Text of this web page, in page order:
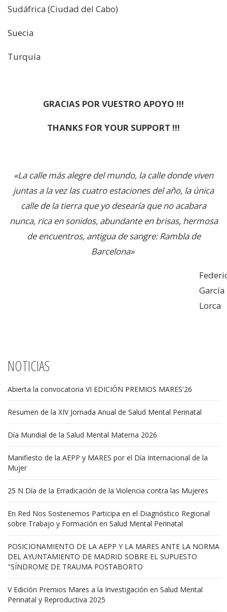
Sudáfrica (Ciudad del Cabo)
Suecia
Turquía
GRACIAS POR VUESTRO APOYO !!!
THANKS FOR YOUR SUPPORT !!!
«La calle más alegre del mundo, la calle donde viven
juntas a la vez las cuatro estaciones del año, la única
calle de la tierra que yo desearía que no acabara
nunca, rica en sonidos, abundante en brisas, hermosa
de encuentros, antigua de sangre: Rambla de
Barcelona»
García
Lorca
NOTICIAS
Abierta la convocatoria VI EDICIÓN PREMIOS MARES'26
Resumen de la XIV Jornada Anual de Salud Mental Perinatal
Día Mundial de la Salud Mental Materna 2026
Manifiesto de la AEPP y MARES por el Día Internacional de la
Mujer
25 N Día de la Erradicación de la Violencia contra las Mujeres
En Red Nos Sostenemos Participa en el Diagnóstico Regional
sobre Trabajo y Formación en Salud Mental Perinatal
POSICIONAMIENTO DE LA AEPP Y LA MARES ANTE LA NORMA
DEL AYUNTAMIENTO DE MADRID SOBRE EL SUPUESTO
"SÍNDROME DE TRAUMA POSTABORTO
V Edición Premios Mares a la Investigación en Salud Mental
Perinatal y Reproductiva 2025